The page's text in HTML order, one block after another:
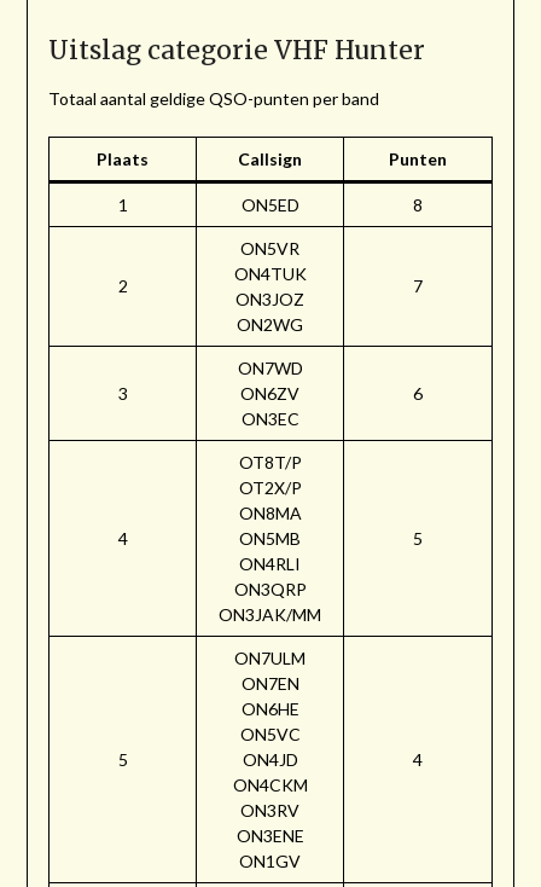
Uitslag categorie VHF Hunter
Totaal aantal geldige QSO-punten per band
Plaats Callsign Punten
1 ON5ED 8
2
ON5VR
ON4TUK
ON3JOZ
ON2WG
7
3
ON7WD
ON6ZV
ON3EC
6
4
OT8T/P
OT2X/P
ON8MA
ON5MB
ON4RLI
ON3QRP
ON3JAK/MM
5
5
ON7ULM
ON7EN
ON6HE
ON5VC
ON4JD
ON4CKM
ON3RV
ON3ENE
ON1GV
4